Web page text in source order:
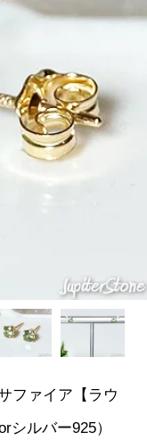
ファイア【ラウ
シルバー925）